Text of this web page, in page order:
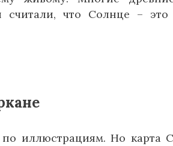
считали, что Солнце – это
иллюстрациям. Но карта